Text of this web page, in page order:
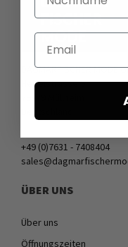
DAGMARFISCHER MODE
Hebelstrasse 9
+49 (0)7631 - 7408404
ÜBER UNS
Über uns
Öffnungszeiten
Email